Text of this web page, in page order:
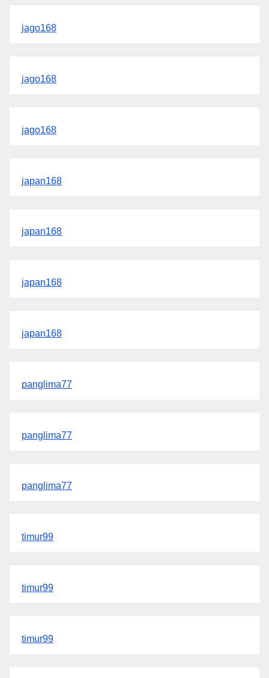
jago168
jago168
jago168
japan168
japan168
japan168
japan168
panglima77
panglima77
panglima77
timur99
timur99
timur99